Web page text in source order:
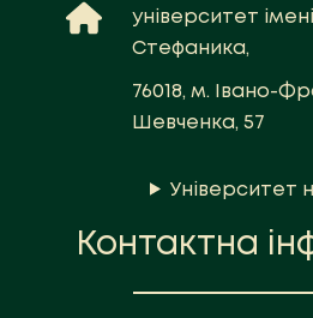
університет
Стефаника,
76018, м. Івано-
Шевченка, 57
Університет
Контактна